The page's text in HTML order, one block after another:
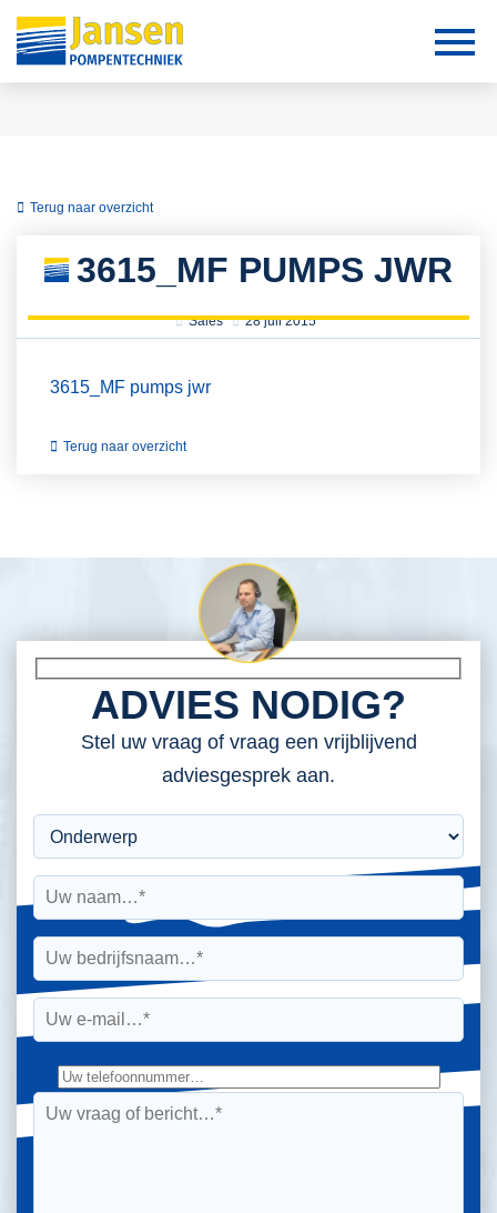
Terug naar overzicht
3615_MF PUMPS JWR
Sales 28 juli 2015
3615_MF pumps jwr
Terug naar overzicht
ADVIES NODIG?
Stel uw vraag of vraag een vrijblijvend
adviesgesprek aan.